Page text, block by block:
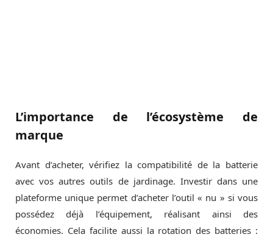
L’importance de l’écosystème de
marque
Avant d’acheter, vérifiez la compatibilité de la batterie
avec vos autres outils de jardinage. Investir dans une
plateforme unique permet d’acheter l’outil « nu » si vous
possédez déjà l’équipement, réalisant ainsi des
économies. Cela facilite aussi la rotation des batteries :